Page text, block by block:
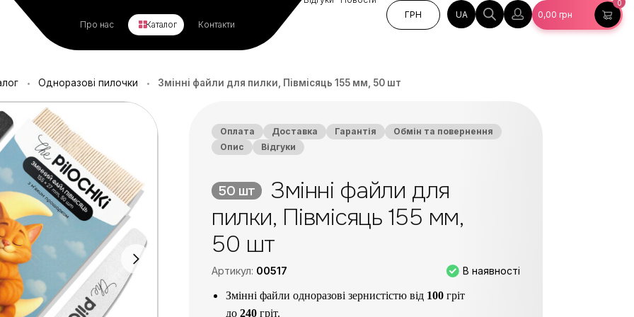
Про нас
Каталог Контакти
ГРН
UA 0,00 грн
0
• Одноразові пилочки • Змінні файли для пилки, Півмісяць 155 мм, 50 шт
Оплата Доставка Гарантія
Обмін та повернення
Опис
Відгуки
50 шт
Змінні файли для
пилки, Півмісяць 155 мм,
50 шт
Артикул: 00517 В наявності
Змінні файли одноразові зернистістю від 100гріт
до240 гріт.